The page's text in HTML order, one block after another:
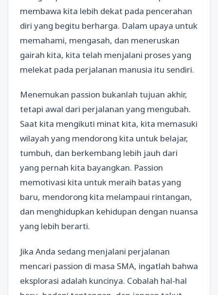
membawa kita lebih dekat pada pencerahan
diri yang begitu berharga. Dalam upaya untuk
memahami, mengasah, dan meneruskan
gairah kita, kita telah menjalani proses yang
melekat pada perjalanan manusia itu sendiri.
Menemukan passion bukanlah tujuan akhir,
tetapi awal dari perjalanan yang mengubah.
Saat kita mengikuti minat kita, kita memasuki
wilayah yang mendorong kita untuk belajar,
tumbuh, dan berkembang lebih jauh dari
yang pernah kita bayangkan. Passion
memotivasi kita untuk meraih batas yang
baru, mendorong kita melampaui rintangan,
dan menghidupkan kehidupan dengan nuansa
yang lebih berarti.
Jika Anda sedang menjalani perjalanan
mencari passion di masa SMA, ingatlah bahwa
eksplorasi adalah kuncinya. Cobalah hal-hal